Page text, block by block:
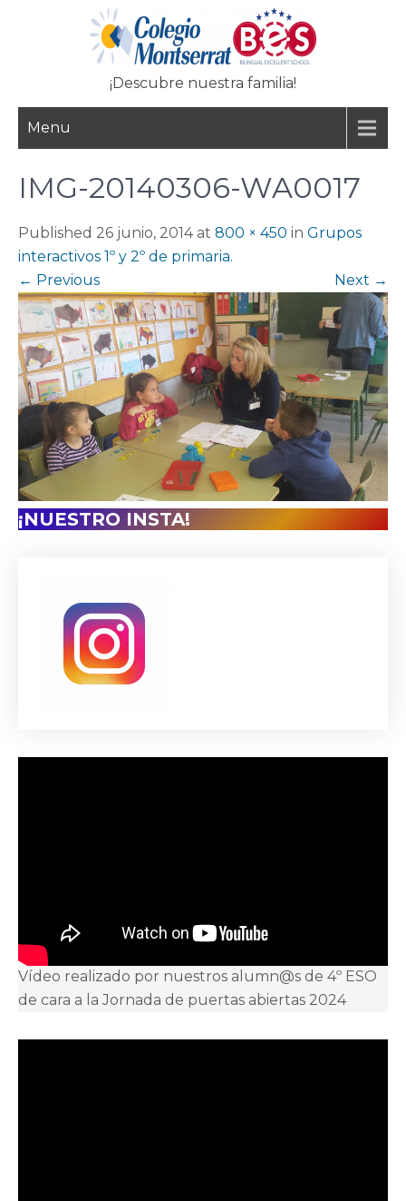
¡Descubre nuestra familia!
Menu
IMG-20140306-WA0017
Published 26 junio, 2014 at 800 × 450 in Grupos
interactivos 1º y 2º de primaria.
← Previous Next →
¡NUESTRO INSTA!
Vídeo realizado por nuestros alumn@s de 4º ESO
de cara a la Jornada de puertas abiertas 2024